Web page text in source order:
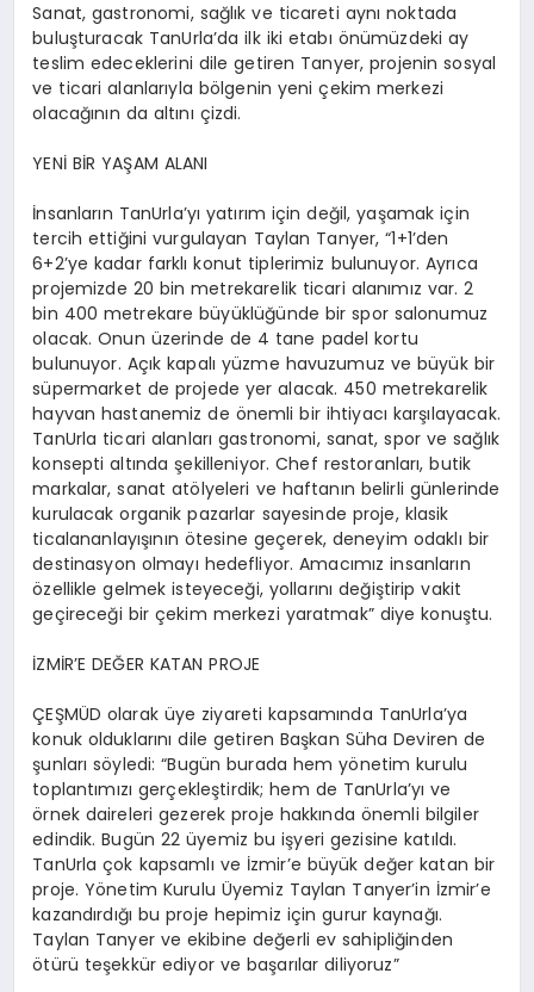
Sanat, gastronomi, sağlık ve ticareti aynı noktada
buluşturacak TanUrla’da ilk iki etabı önümüzdeki ay
teslim edeceklerini dile getiren Tanyer, projenin sosyal
ve ticari alanlarıyla bölgenin yeni çekim merkezi
olacağının da altını çizdi.
YENİ BİR YAŞAM ALANI
İnsanların TanUrla’yı yatırım için değil, yaşamak için
tercih ettiğini vurgulayan Taylan Tanyer, “1+1’den
6+2’ye kadar farklı konut tiplerimiz bulunuyor. Ayrıca
projemizde 20 bin metrekarelik ticari alanımız var. 2
bin 400 metrekare büyüklüğünde bir spor salonumuz
olacak. Onun üzerinde de 4 tane padel kortu
bulunuyor. Açık kapalı yüzme havuzumuz ve büyük bir
süpermarket de projede yer alacak. 450 metrekarelik
hayvan hastanemiz de önemli bir ihtiyacı karşılayacak.
TanUrla ticari alanları gastronomi, sanat, spor ve sağlık
konsepti altında şekilleniyor.Chef restoranları, butik
markalar, sanat atölyeleri ve haftanın belirli günlerinde
kurulacak organik pazarlar sayesinde proje, klasik
ticalananlayışının ötesine geçerek, deneyim odaklı bir
destinasyon olmayı hedefliyor. Amacımız insanların
özellikle gelmek isteyeceği, yollarını değiştirip vakit
geçireceği bir çekim merkezi yaratmak” diye konuştu.
İZMİR’E DEĞER KATAN PROJE
ÇEŞMÜD olarak üye ziyareti kapsamında TanUrla’ya
konuk olduklarını dile getiren Başkan Süha Deviren de
şunları söyledi: “Bugün burada hem yönetim kurulu
toplantımızı gerçekleştirdik; hem de TanUrla’yı ve
örnek daireleri gezerek proje hakkında önemli bilgiler
edindik. Bugün 22 üyemiz bu işyeri gezisine katıldı.
TanUrla çok kapsamlı ve İzmir’e büyük değer katan bir
proje. Yönetim Kurulu Üyemiz Taylan Tanyer’in İzmir’e
kazandırdığı bu proje hepimiz için gurur kaynağı.
Taylan Tanyerve ekibine değerli ev sahipliğinden
ötürü teşekkür ediyor ve başarılar diliyoruz”